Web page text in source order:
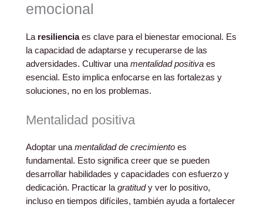
emocional
La resilienciaes clave para el bienestar emocional. Es
la capacidad de adaptarse y recuperarse de las
adversidades. Cultivar una mentalidad positiva es
esencial. Esto implica enfocarse en las fortalezas y
soluciones, no en los problemas.
Mentalidad positiva
Adoptar una mentalidad de crecimiento es
fundamental. Esto significa creer que se pueden
desarrollar habilidades y capacidades con esfuerzo y
dedicación. Practicar la gratitudy ver lo positivo,
incluso en tiempos difíciles, también ayuda a fortalecer